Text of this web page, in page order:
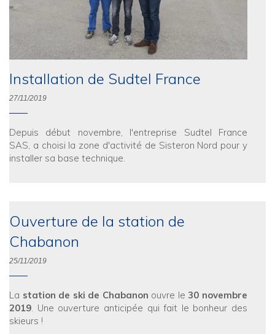
Installation de Sudtel France
27/11/2019
Depuis début novembre, l'entreprise Sudtel France
SAS, a choisi la zone d'activité de Sisteron Nord pour y
installer sa base technique.
Ouverture de la station de
Chabanon
25/11/2019
La station de ski de Chabanon ouvre le 30 novembre
2019. Une ouverture anticipée qui fait le bonheur des
skieurs !